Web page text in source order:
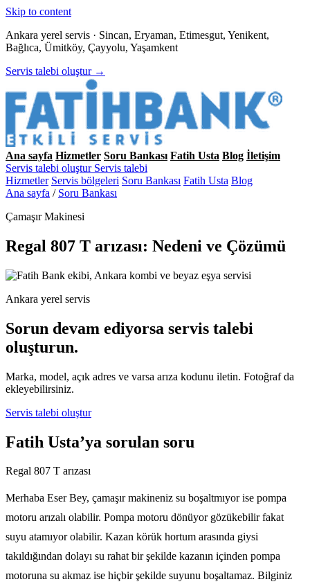
Skip to content
Ankara yerel servis · Sincan, Eryaman, Etimesgut, Yenikent,
Bağlıca, Ümitköy, Çayyolu, Yaşamkent
Servis talebi oluştur →
Ana sayfa Hizmetler Soru Bankası Fatih Usta Blog İletişim
Servis talebi oluştur Servis talebi
Hizmetler Servis bölgeleri Soru Bankası Fatih Usta Blog
Ana sayfa / Soru Bankası
Çamaşır Makinesi
Regal 807 T arızası: Nedeni ve Çözümü
Ankara yerel servis
Sorun devam ediyorsa servis talebi
oluşturun.
Marka, model, açık adres ve varsa arıza kodunu iletin. Fotoğraf da
ekleyebilirsiniz.
Servis talebi oluştur
Fatih Usta’ya sorulan soru
Regal 807 T arızası
Merhaba Eser Bey, çamaşır makineniz su boşaltmıyor ise pompa
motoru arızalı olabilir. Pompa motoru dönüyor gözükebilir fakat
suyu atamıyor olabilir. Kazan körük hortum arasında giysi
takıldığından dolayı su rahat bir şekilde kazanın içinden pompa
motoruna su akmaz ise hiçbir şekilde suyunu boşaltamaz. Bilginiz